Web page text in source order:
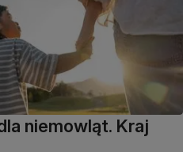
niemowląt. Kraj